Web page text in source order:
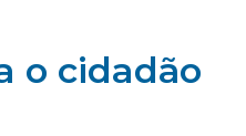
o cidadão​